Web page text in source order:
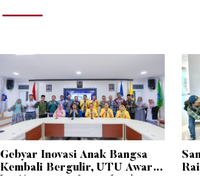
Gebyar Inovasi Anak Bangsa
Kembali Bergulir, UTU Awards